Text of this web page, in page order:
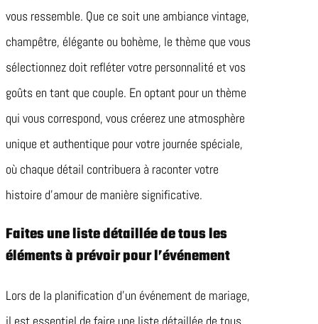
vous ressemble. Que ce soit une ambiance vintage,
champêtre, élégante ou bohème, le thème que vous
sélectionnez doit refléter votre personnalité et vos
goûts en tant que couple. En optant pour un thème
qui vous correspond, vous créerez une atmosphère
unique et authentique pour votre journée spéciale,
où chaque détail contribuera à raconter votre
histoire d’amour de manière significative.
Faites une liste détaillée de tous les
éléments à prévoir pour l’événement
Lors de la planification d’un événement de mariage,